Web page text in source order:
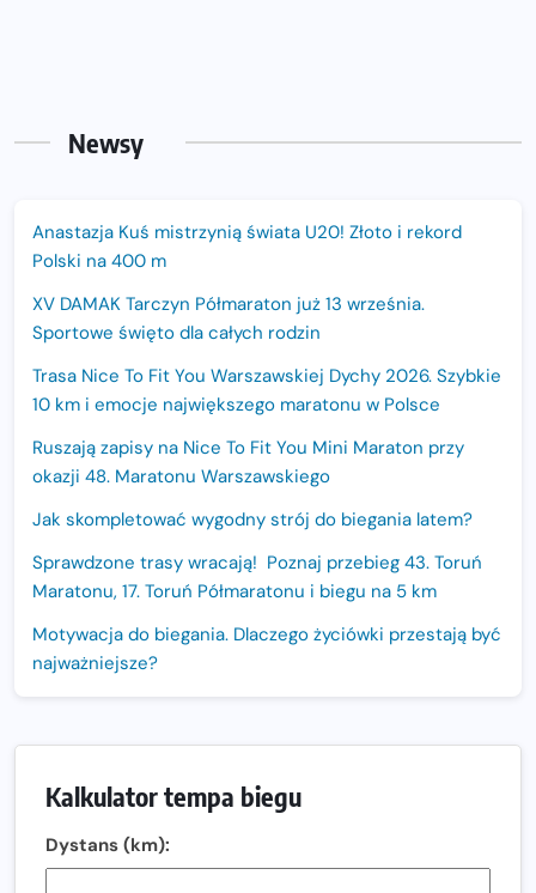
Newsy
Anastazja Kuś mistrzynią świata U20! Złoto i rekord
Polski na 400 m
XV DAMAK Tarczyn Półmaraton już 13 września.
Sportowe święto dla całych rodzin
Trasa Nice To Fit You Warszawskiej Dychy 2026. Szybkie
10 km i emocje największego maratonu w Polsce
Ruszają zapisy na Nice To Fit You Mini Maraton przy
okazji 48. Maratonu Warszawskiego
Jak skompletować wygodny strój do biegania latem?
Sprawdzone trasy wracają! Poznaj przebieg 43. Toruń
Maratonu, 17. Toruń Półmaratonu i biegu na 5 km
Motywacja do biegania. Dlaczego życiówki przestają być
najważniejsze?
Sprawdzony przebieg i profil stworzony do szybkiego
biegania
Kalkulator tempa biegu
Dystans (km):